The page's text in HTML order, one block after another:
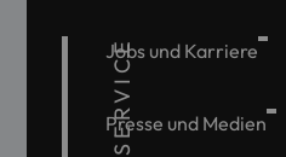
SERVICE
Jobs und Karriere
Presse und Medien